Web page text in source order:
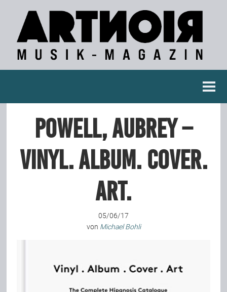
Konzertberichte
Fotoreportagen
Powell, Aubrey –
Vinyl. Album. Cover.
Art.
05/06/17
von Michael Bohli